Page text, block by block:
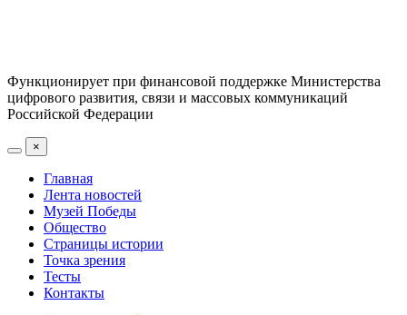
Функционирует при финансовой поддержке Министерства
цифрового развития, связи и массовых коммуникаций
Российской Федерации
×
Главная
Лента новостей
Музей Победы
Общество
Страницы истории
Точка зрения
Тесты
Контакты